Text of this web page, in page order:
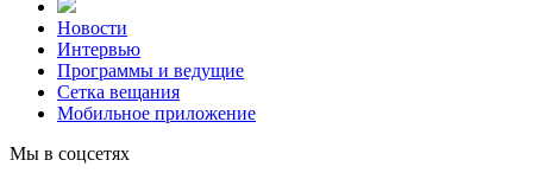
Новости
Интервью
Программы и ведущие
Сетка вещания
Мобильное приложение
Мы в соцсетях